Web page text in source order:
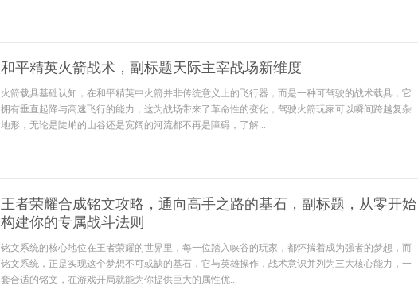
和平精英火箭战术，副标题天际主宰战场新维度
火箭载具基础认知，在和平精英中火箭并非传统意义上的飞行器，而是一种可驾驶的战术载具，它
拥有垂直起降与高速飞行的能力，这为战场带来了革命性的变化，驾驶火箭玩家可以瞬间跨越复杂
地形，无论是陡峭的山谷还是宽阔的河流都不再是障碍，了解...
王者荣耀合成铭文攻略，通向高手之路的基石，副标题，从零开始
构建你的专属战斗法则
铭文系统的核心地位在王者荣耀的世界里，每一位踏入峡谷的玩家，都怀揣着成为强者的梦想，而
铭文系统，正是实现这个梦想不可或缺的基石，它与英雄操作，战术意识并列为三大核心能力，一
套合适的铭文，在游戏开局就能为你提供巨大的属性优...